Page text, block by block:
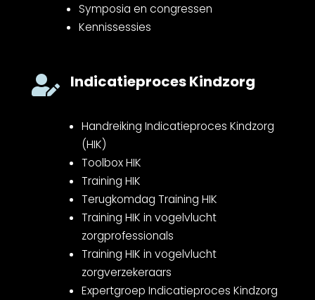
Symposia en congressen
Kennissessies
 Indicatieproces Kindzorg
Handreiking Indicatieproces Kindzorg
(HIK)
Toolbox HIK
Training HIK
Terugkomdag Training HIK
Training HIK in vogelvlucht
zorgprofessionals
Training HIK in vogelvlucht
zorgverzekeraars
Expertgroep Indicatieproces Kindzorg